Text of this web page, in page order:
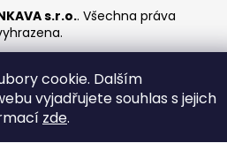
cookie. Dalším
vyjadřujete souhlas s jejich
zde.
s.r.o.. Všechna práva